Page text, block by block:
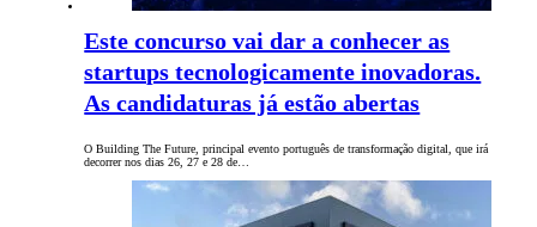
Este concurso vai dar a conhecer as
startups tecnologicamente inovadoras.
As candidaturas já estão abertas
O Building The Future, principal evento português de transformação digital, que irá
decorrer nos dias 26, 27 e 28 de…